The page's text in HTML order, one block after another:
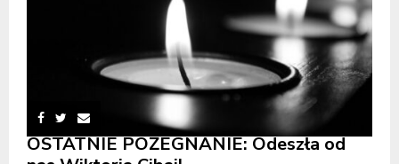
OSTATNIE POŻEGNANIE: Odeszła od